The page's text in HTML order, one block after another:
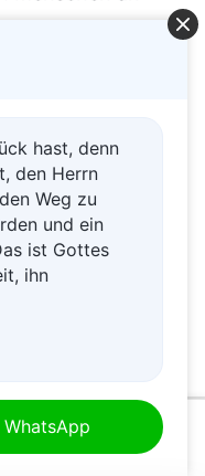
in der Lage
gebieten und
das
weiterhin
Wortgefechte
und das
dann sollten
hast, denn
den Herrn
Weg zu
und ein
ist Gottes
ihn